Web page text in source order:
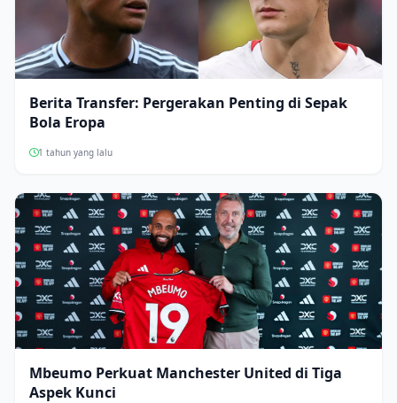
Berita Transfer: Pergerakan Penting di Sepak
Bola Eropa
1 tahun yang lalu
Mbeumo Perkuat Manchester United di Tiga
Aspek Kunci